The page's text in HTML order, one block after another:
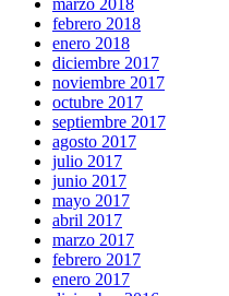
febrero 2018
enero 2018
diciembre 2017
noviembre 2017
octubre 2017
septiembre 2017
agosto 2017
julio 2017
junio 2017
mayo 2017
abril 2017
marzo 2017
febrero 2017
enero 2017